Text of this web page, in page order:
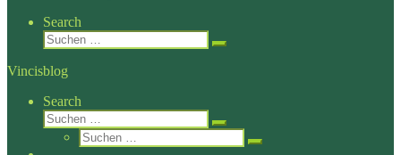
Search
Suche
Suchen …
Vincisblog
Search
Suche
Suchen …
Suche
Suchen …